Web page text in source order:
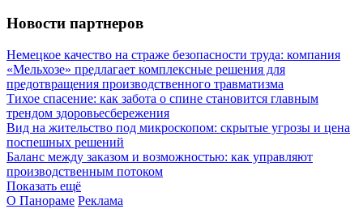
Новости партнеров
Немецкое качество на страже безопасности труда: компания
«Мельхозе» предлагает комплексные решения для
предотвращения производственного травматизма
Тихое спасение: как забота о спине становится главным
трендом здоровьесбережения
Вид на жительство под микроскопом: скрытые угрозы и цена
поспешных решений
Баланс между заказом и возможностью: как управляют
производственным потоком
Показать ещё
О Панораме Реклама